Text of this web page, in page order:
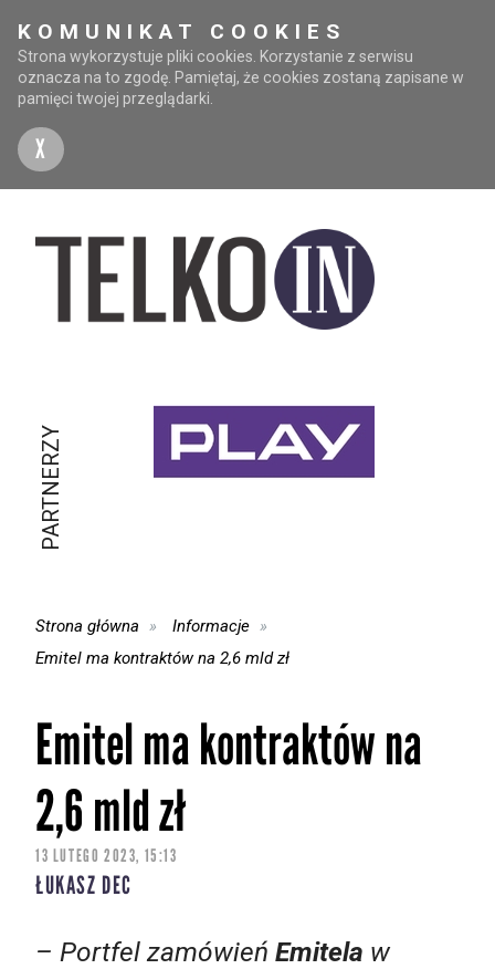
KOMUNIKAT COOKIES
Strona wykorzystuje pliki cookies. Korzystanie z serwisu
oznacza na to zgodę. Pamiętaj, że cookies zostaną zapisane w
pamięci twojej przeglądarki.
X
PARTNERZY
Strona główna
Informacje
Emitel ma kontraktów na 2,6 mld zł
Emitel ma kontraktów na
2,6 mld zł
13 LUTEGO 2023, 15:13
ŁUKASZ DEC
– Portfel zamówień Emitela w